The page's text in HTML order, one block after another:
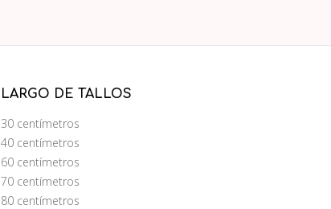
LARGO DE TALLOS
30 centímetros
40 centímetros
60 centímetros
70 centímetros
80 centímetros